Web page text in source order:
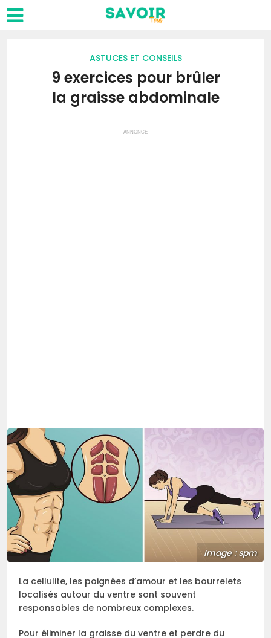
ASTUCES ET CONSEILS
9 exercices pour brûler
la graisse abdominale
ANNONCE
Image : spm
La cellulite, les poignées d’amour et les bourrelets
localisés autour du ventre sont souvent
responsables de nombreux complexes.
Pour éliminer la graisse du ventre et perdre du